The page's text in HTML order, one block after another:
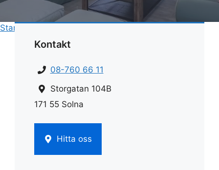
Start
Kontakt
08-760 66 11
Storgatan 104B
171 55 Solna
Hitta oss